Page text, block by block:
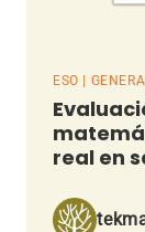
ESO |
real en